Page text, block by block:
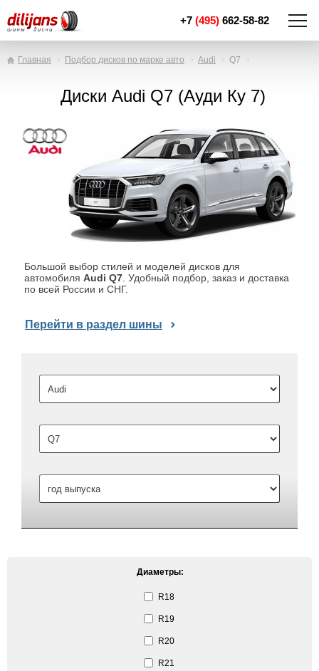
+7 (495) 662-58-82
Главная Подбор дисков по марке авто Audi Q7
Диски Audi Q7 (Ауди Ку 7)
Большой выбор стилей и моделей дисков для
автомобиля Audi Q7 . Удобный подбор, заказ и доставка
по всей России и СНГ.
Перейти в раздел шины
Диаметры:
R18
R19
R20
R21